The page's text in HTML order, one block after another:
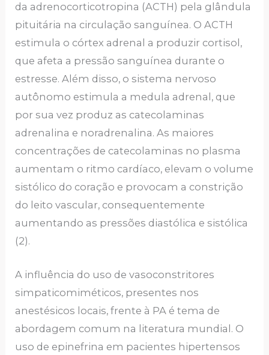
da adrenocorticotropina (ACTH) pela glândula
pituitária na circulação sanguínea. O ACTH
estimula o córtex adrenal a produzir cortisol,
que afeta a pressão sanguínea durante o
estresse. Além disso, o sistema nervoso
autônomo estimula a medula adrenal, que
por sua vez produz as catecolaminas
adrenalina e noradrenalina. As maiores
concentrações de catecolaminas no plasma
aumentam o ritmo cardíaco, elevam o volume
sistólico do coração e provocam a constrição
do leito vascular, consequentemente
aumentando as pressões diastólica e sistólica
(2).
A influência do uso de vasoconstritores
simpaticomiméticos, presentes nos
anestésicos locais, frente à PA é tema de
abordagem comum na literatura mundial. O
uso de epinefrina em pacientes hipertensos